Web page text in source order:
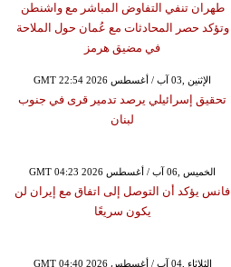
طهران تنفي التفاوض المباشر مع واشنطن
وتؤكد حصر المحادثات مع عُمان حول الملاحة
في مضيق هرمز
GMT 22:54 2026 الإثنين ,03 آب / أغسطس
تحقيق إسرائيلي يرصد تدمير قرى في جنوب
لبنان
GMT 04:23 2026 الخميس ,06 آب / أغسطس
فانس يؤكد أن التوصل إلى اتفاق مع إيران لن
يكون سريعًا
GMT 04:40 2026 الثلاثاء ,04 آب / أغسطس